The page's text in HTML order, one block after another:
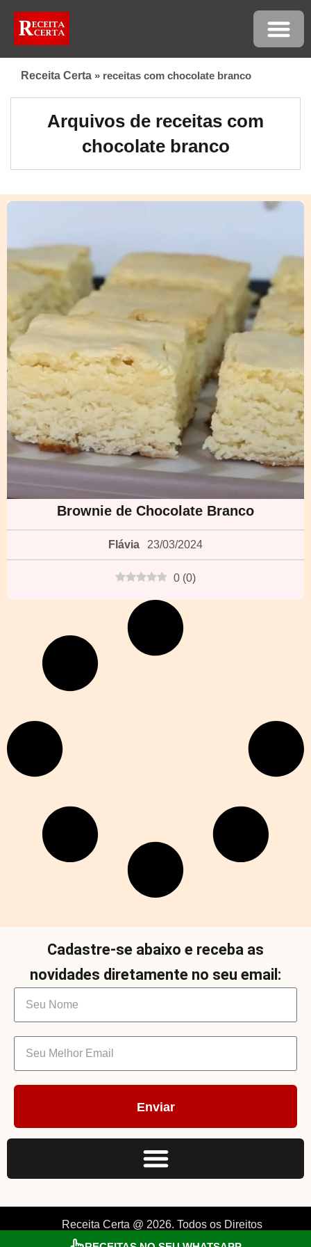
Receita Certa » receitas com chocolate branco
Arquivos de receitas com
chocolate branco
Brownie de Chocolate Branco
Flávia 23/03/2024
0 (0)
Cadastre-se abaixo e receba as
novidades diretamente no seu email:
Enviar
Receita Certa @ 2026. Todos os Direitos